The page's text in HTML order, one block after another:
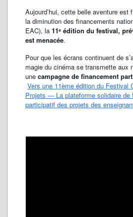
Aujourd’hui, cette belle aventure est
la diminution des financements
EAC), la 11ᵉ édition du festival,
est menacée.
Pour que les écrans continuent de
magie du cinéma se transmette aux
une campagne de financement
Vers une 11ème édition du Festival
Projets — La plateforme solidaire de
participatif des projets des